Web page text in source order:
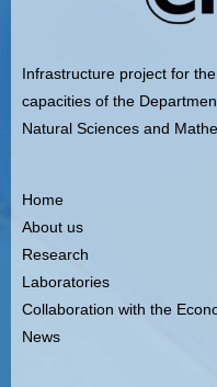
Infrastructure project for
capacities of the
Natural Sciences and
Home
About us
Research
Laboratories
Collaboration with the
News